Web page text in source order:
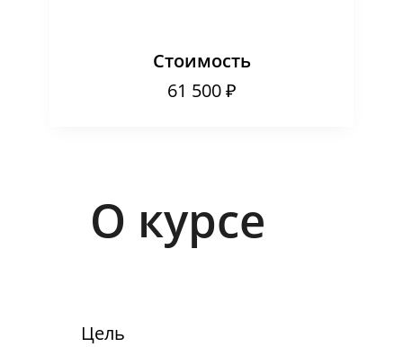
Стоимость
61 500 ₽
О курсе
Цель